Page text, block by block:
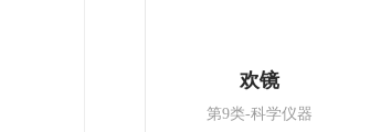
欢镜
第9类-科学仪器